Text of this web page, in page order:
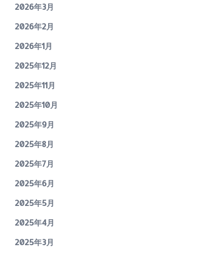
2026年3月
2026年2月
2026年1月
2025年12月
2025年11月
2025年10月
2025年9月
2025年8月
2025年7月
2025年6月
2025年5月
2025年4月
2025年3月